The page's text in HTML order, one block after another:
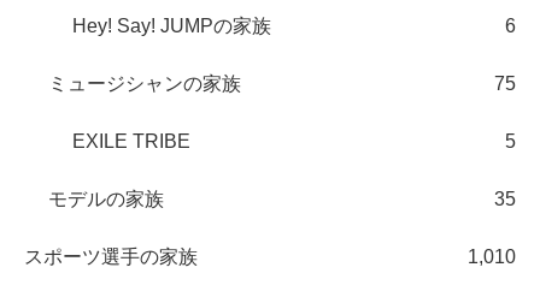
Hey! Say! JUMPの家族 6
ミュージシャンの家族 75
EXILE TRIBE 5
モデルの家族 35
スポーツ選手の家族 1,010